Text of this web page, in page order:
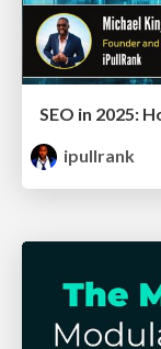
ipullrank